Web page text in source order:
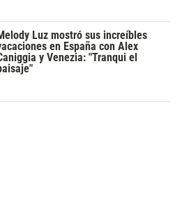
Luz mostró sus increíbles
en España con Alex
y Venezia: "Tranqui el